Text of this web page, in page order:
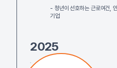
- 청년이 선호하는 근로여건,
기업
2025